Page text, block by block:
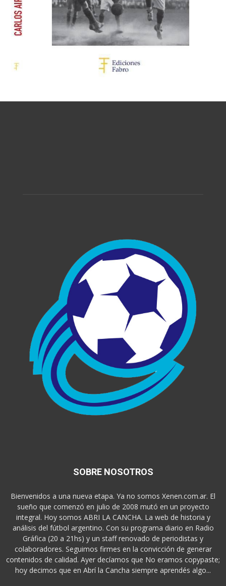
SOBRE NOSOTROS
Bienvenidos a una nueva etapa. Ya no somos Xenen.com.ar. El
sueño que comenzó en julio de 2008 mutó en un proyecto
integral. Hoy somos ABRI LA CANCHA. La web de historia y
análisis del fútbol argentino. Con su programa diario en Radio
Gráfica (20 a 21hs) y un staff renovado de periodistas y
colaboradores. Seguimos firmes en la convicción de generar
contenidos de calidad. Ayer decíamos que No eramos copypaste;
hoy decimos que en Abrí la Cancha siempre aprendés algo...